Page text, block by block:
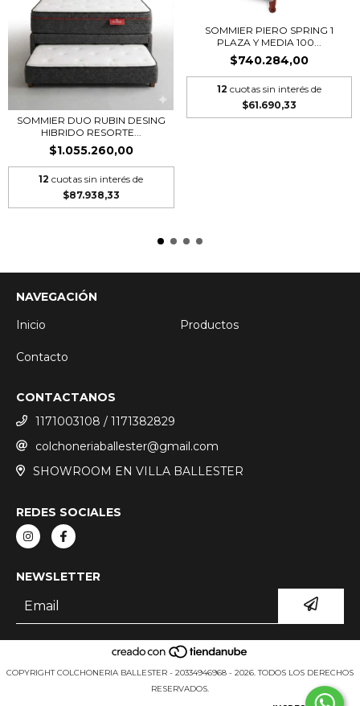
SOMMIER DUO RUBIN DESING
HIBRIDO RESORTE...
$1.055.260,00
12 cuotas sin interés de
$87.938,33
SOMMIER PIERO SPRING 1
PLAZA Y MEDIA 100...
$740.284,00
12 cuotas sin interés de
$61.690,33
NAVEGACIÓN
Inicio
Productos
Contacto
CONTACTANOS
1171003108 / 1171382829
colchoneriaballester@gmail.com
SHOWROOM EN VILLA BALLESTER
REDES SOCIALES
NEWSLETTER
COPYRIGHT COLCHONERIA BALLESTER - 20334946968 - 2026. TODOS LOS DERECHOS
RESERVADOS.